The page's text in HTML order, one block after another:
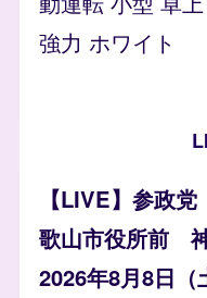
強力 ホワイト
【LIVE】参政
歌山市役所前
2026年8月8日（